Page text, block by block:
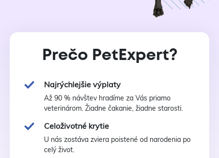
Prečo PetExpert?
Najrýchlejšie výplaty
Až 90 % návštev hradíme za Vás priamo
veterinárom. Žiadne čakanie, žiadne starosti.
Celoživotné krytie
U nás zostáva zviera poistené od narodenia po
celý život.